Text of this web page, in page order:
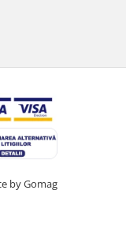
by Gomag